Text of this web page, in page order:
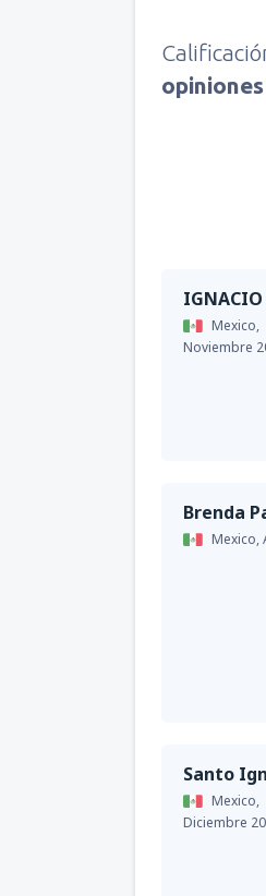
IGNACIO
Mexico,
Noviembre
Brenda
Mexico,
Santo
Mexico,
Diciembre